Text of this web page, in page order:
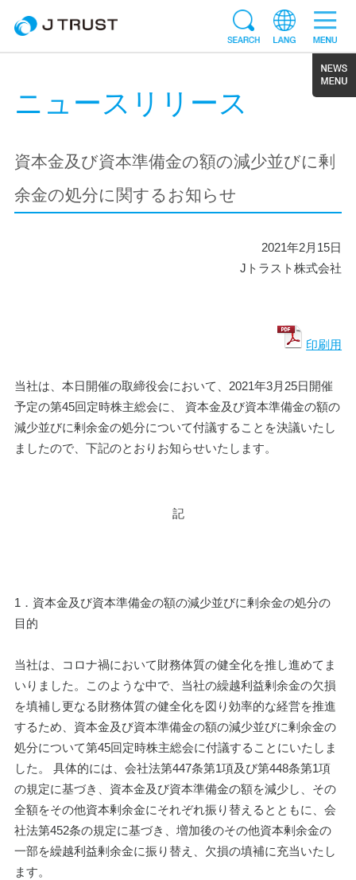
ニュースリリース
資本金及び資本準備金の額の減少並びに剰
余金の処分に関するお知らせ
2021年2月15日
Jトラスト株式会社
印刷用
当社は、本日開催の取締役会において、2021年3月25日開催
予定の第45回定時株主総会に、 資本金及び資本準備金の額の
減少並びに剰余金の処分について付議することを決議いたし
ましたので、下記のとおりお知らせいたします。
記
1．資本金及び資本準備金の額の減少並びに剰余金の処分の
目的
当社は、コロナ禍において財務体質の健全化を推し進めてま
いりました。このような中で、当社の繰越利益剰余金の欠損
を填補し更なる財務体質の健全化を図り効率的な経営を推進
するため、資本金及び資本準備金の額の減少並びに剰余金の
処分について第45回定時株主総会に付議することにいたしま
した。 具体的には、会社法第447条第1項及び第448条第1項
の規定に基づき、資本金及び資本準備金の額を減少し、その
全額をその他資本剰余金にそれぞれ振り替えるとともに、会
社法第452条の規定に基づき、増加後のその他資本剰余金の
一部を繰越利益剰余金に振り替え、欠損の填補に充当いたし
ます。